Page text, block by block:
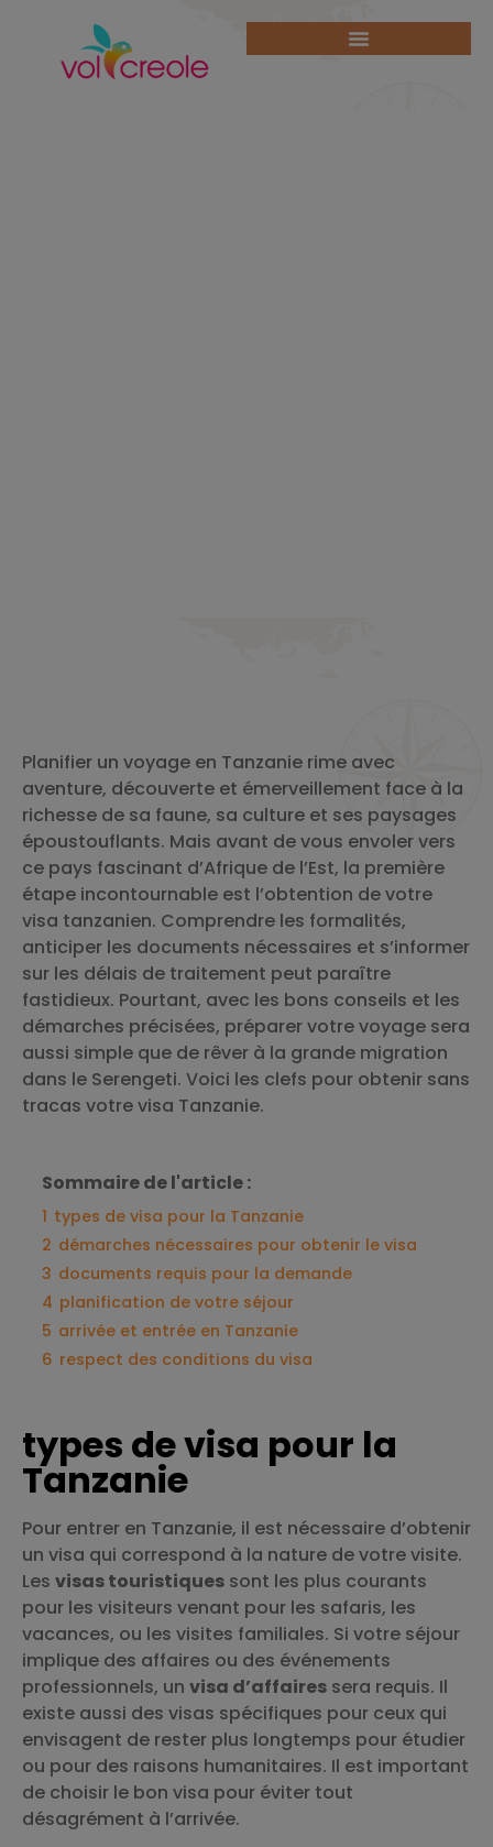
Planifier un voyage en Tanzanie rime avec
aventure, découverte et émerveillement face à la
richesse de sa faune, sa culture et ses paysages
époustouflants. Mais avant de vous envoler vers
ce pays fascinant d’Afrique de l’Est, la première
étape incontournable est l’obtention de votre
visa tanzanien. Comprendre les formalités,
anticiper les documents nécessaires et s’informer
sur les délais de traitement peut paraître
fastidieux. Pourtant, avec les bons conseils et les
démarches précisées, préparer votre voyage sera
aussi simple que de rêver à la grande migration
dans le Serengeti. Voici les clefs pour obtenir sans
tracas votre visa Tanzanie.
Sommaire de l'article :
1 types de visa pour la Tanzanie
2 démarches nécessaires pour obtenir le visa
3 documents requis pour la demande
4 planification de votre séjour
5 arrivée et entrée en Tanzanie
6 respect des conditions du visa
types de visa pour la
Tanzanie
Pour entrer en Tanzanie, il est nécessaire d’obtenir
un visa qui correspond à la nature de votre visite.
Les visas touristiques sont les plus courants
pour les visiteurs venant pour les safaris, les
vacances, ou les visites familiales. Si votre séjour
implique des affaires ou des événements
professionnels, un visa d’affaires sera requis. Il
existe aussi des visas spécifiques pour ceux qui
envisagent de rester plus longtemps pour étudier
ou pour des raisons humanitaires. Il est important
de choisir le bon visa pour éviter tout
désagrément à l’arrivée.